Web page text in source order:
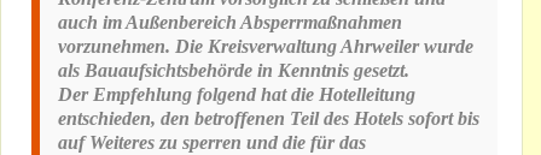
auch im Außenbereich Absperrmaßnahmen
vorzunehmen. Die Kreisverwaltung Ahrweiler wurde
als Bauaufsichtsbehörde in Kenntnis gesetzt.
Der Empfehlung folgend hat die Hotelleitung
entschieden, den betroffenen Teil des Hotels sofort bis
auf Weiteres zu sperren und die für das